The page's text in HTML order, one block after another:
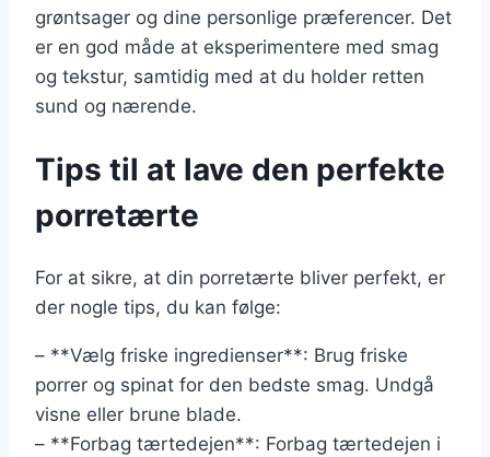
grøntsager og dine personlige præferencer. Det
er en god måde at eksperimentere med smag
og tekstur, samtidig med at du holder retten
sund og nærende.
Tips til at lave den perfekte
porretærte
For at sikre, at din porretærte bliver perfekt, er
der nogle tips, du kan følge:
– **Vælg friske ingredienser**: Brug friske
porrer og spinat for den bedste smag. Undgå
visne eller brune blade.
– **Forbag tærtedejen**: Forbag tærtedejen i